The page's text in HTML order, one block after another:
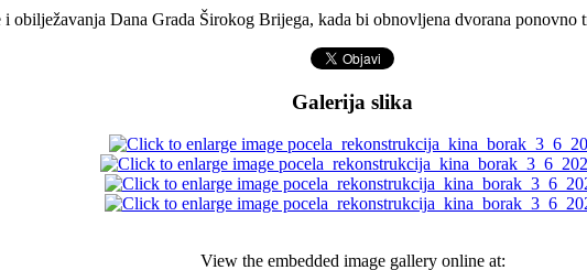
obilježavanja Dana Grada Širokog Brijega, kada bi obnovljena dvorana ponovno
Galerija slika
View the embedded image gallery online at: